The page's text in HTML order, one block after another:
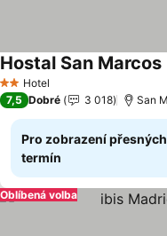
2 Počet hvězdiček
Hotel
Hostal San Marcos
7,5 Dobré 3 018 San
Pro zobrazení
termín
Oblíbená volba